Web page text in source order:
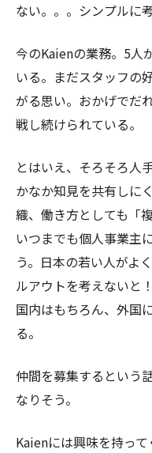
ない。。。シンプルに
今のKaienの業務。5人
いる。まだスタッフの
がる思い。おかげでだ
戦し続けられている。
とはいえ、そろそろ人
かなか知見を共有しに
織、働き方としても「
いつまでも個人事業主
う。日本の若い人がよ
ルアウトを考えないと
国内はもちろん、外国
る。
仲間を募集するという
なりそう。
Kaienには興味を持っ